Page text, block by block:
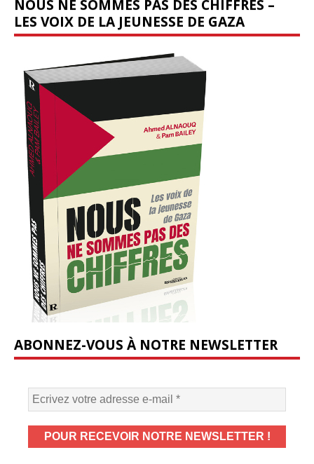
NOUS NE SOMMES PAS DES CHIFFRES –
LES VOIX DE LA JEUNESSE DE GAZA
ABONNEZ-VOUS À NOTRE NEWSLETTER